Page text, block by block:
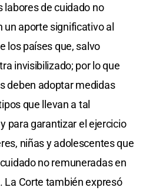
labores de cuidado no
aporte significativo al
los países que, salvo
invisibilizado; por lo que
deben adoptar medidas
que llevan a tal
para garantizar el ejercicio
niñas y adolescentes que
no remuneradas en
La Corte también expresó